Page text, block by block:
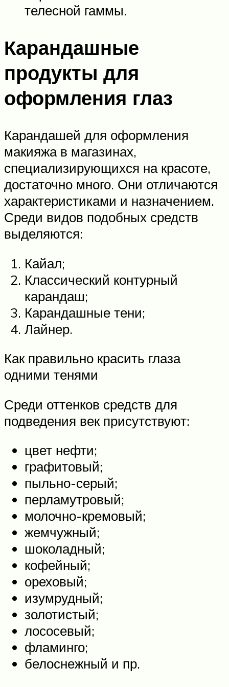
телесной гаммы.
Карандашные
продукты для
оформления глаз
Карандашей для оформления
макияжа в магазинах,
специализирующихся на красоте,
достаточно много. Они отличаются
характеристиками и назначением.
Среди видов подобных средств
выделяются:
Кайал;
Классический контурный
карандаш;
Карандашные тени;
Лайнер.
Как правильно красить глаза
одними тенями
Среди оттенков средств для
подведения век присутствуют:
цвет нефти;
графитовый;
пыльно-серый;
перламутровый;
молочно-кремовый;
жемчужный;
шоколадный;
кофейный;
ореховый;
изумрудный;
золотистый;
лососевый;
фламинго;
белоснежный и пр.